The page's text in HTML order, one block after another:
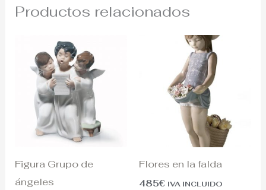
Productos relacionados
Figura Grupo de
ángeles
Flores en la falda
485€ IVA INCLUIDO